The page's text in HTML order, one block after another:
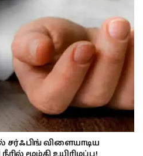
விளையாடிய